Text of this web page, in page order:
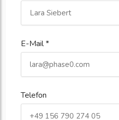
E-Mail *
Telefon